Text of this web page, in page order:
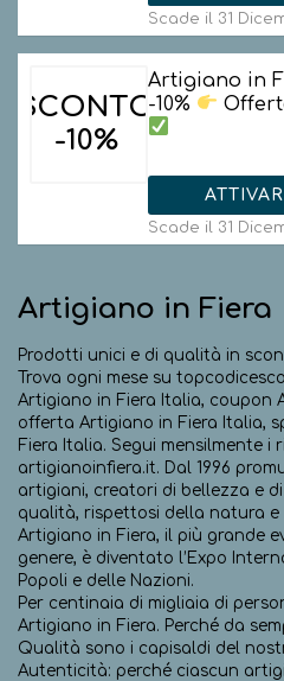
Scade il 31
SCONTO
-10%
Artigiano in
-10%
Scade il 31
Artigiano in Fiera
Prodotti unici e di qualità in
Trova ogni mese su
Artigiano in Fiera Italia, coupon
offerta Artigiano in Fiera Italia,
Fiera Italia. Segui mensilmente i
artigianoinfiera.it. Dal 1996
artigiani, creatori di bellezza e
qualità, rispettosi della natura e
Artigiano in Fiera, il più grande
genere, è diventato l’Expo
Popoli e delle Nazioni.
Per centinaia di migliaia di
Artigiano in Fiera. Perché da
Qualità sono i capisaldi del
Autenticità: perché ciascun